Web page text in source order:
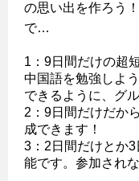
の思い出を作ろう
で…
1 ：9日間だけの超
中国語を勉強しよ
できるように、グ
2 ：9日間だけだか
成できます！
3 ：2日間だけとか
能です。参加され